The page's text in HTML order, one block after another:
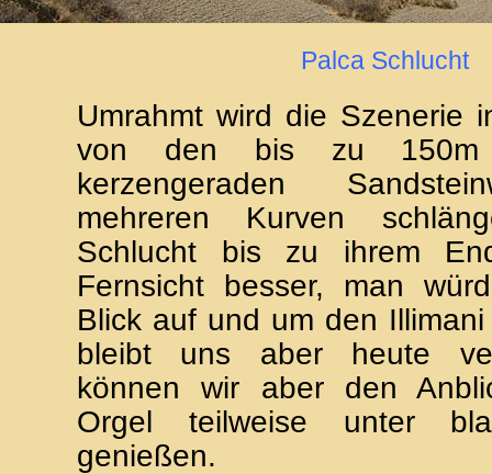
Palca Schlucht
Umrahmt wird die Szenerie
von den bis zu 150m
kerzengeraden
mehreren Kurven
Schlucht bis zu ihrem
Fernsicht besser, man
Blick auf und um den
bleibt uns aber heute
können wir aber den
Orgel teilweise unter
genießen.